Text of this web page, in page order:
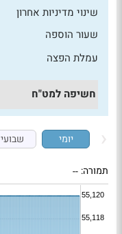
שינוי מדיניות אחרון
שעור הוספה
עמלת הפצה
חשיפה למט"ח
יומי שבועי
תמורה: --